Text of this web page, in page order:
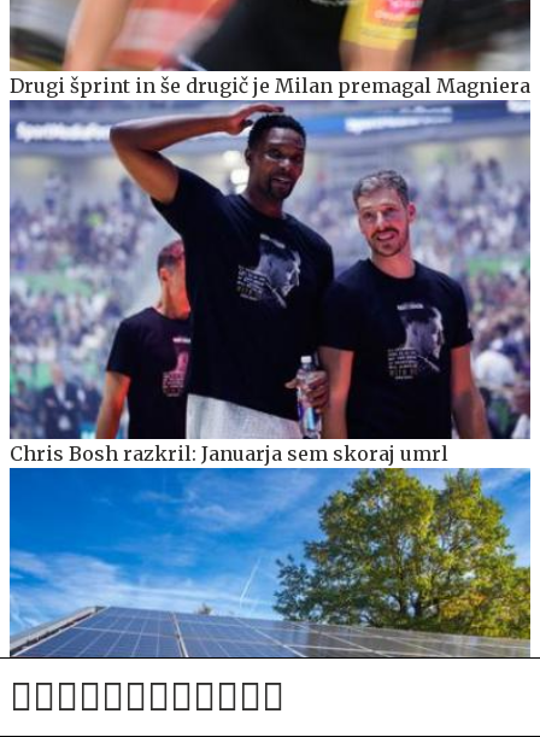
Drugi šprint in še drugič je Milan premagal Magniera
Chris Bosh razkril: Januarja sem skoraj umrl